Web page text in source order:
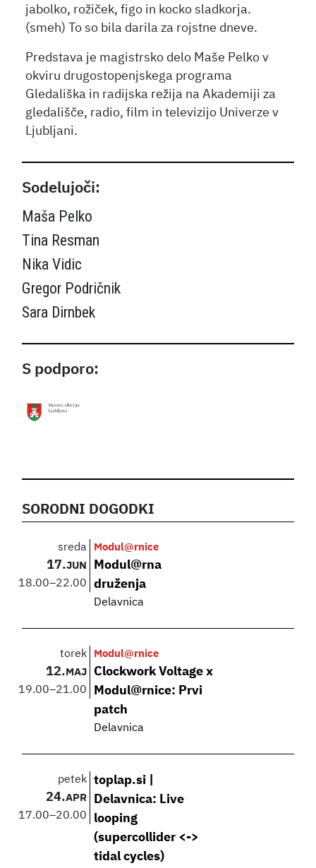
jabolko, rožiček, figo in kocko sladkorja.
(smeh) To so bila darila za rojstne dneve.
Predstava je magistrsko delo Maše Pelko v
okviru drugostopenjskega programa
Gledališka in radijska režija na Akademiji za
gledališče, radio, film in televizijo Univerze v
Ljubljani.
Sodelujoči:
Maša Pelko
Tina Resman
Nika Vidic
Gregor Podričnik
Sara Dirnbek
S podporo:
SORODNI DOGODKI
sreda
17.JUN
18.00–22.00
Modul@rnice
Modul@rna
druženja
Delavnica
torek
12.MAJ
19.00–21.00
Modul@rnice
Clockwork Voltage x
Modul@rnice: Prvi
patch
Delavnica
petek
24.APR
17.00–20.00
toplap.si |
Delavnica: Live
looping
(supercollider <->
tidal cycles)